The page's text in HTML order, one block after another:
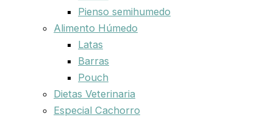
Pienso semihumedo
Alimento Húmedo
Latas
Barras
Pouch
Dietas Veterinaria
Especial Cachorro